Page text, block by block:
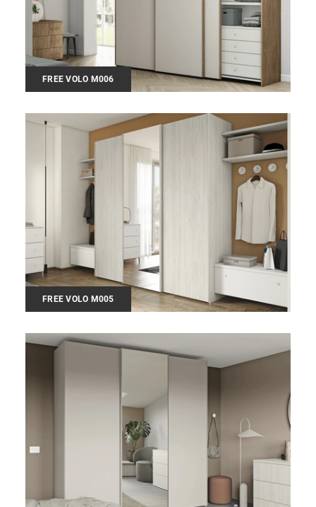
FREE VOLO M006
FREE VOLO M005